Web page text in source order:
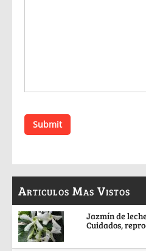
Articulos Mas Vistos
Jazmín de
Cuidados,